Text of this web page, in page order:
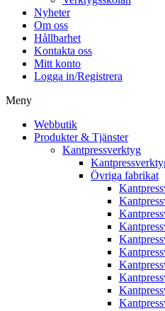
Nyheter
Om oss
Hållbarhet
Kontakta oss
Mitt konto
Logga in/Registrera
Meny
Webbutik
Produkter & Tjänster
Kantpressverktyg
Övriga fabrikat